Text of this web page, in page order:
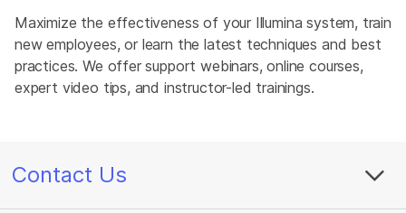
Maximize the effectiveness of your Illumina system, train
new employees, or learn the latest techniques and best
practices. We offer support webinars, online courses,
expert video tips, and instructor-led trainings.
Contact Us